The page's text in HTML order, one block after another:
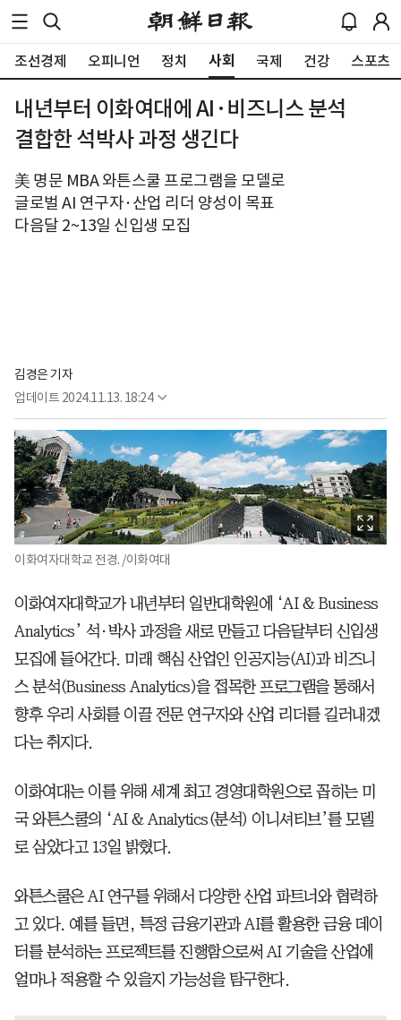
조선경제 오피니언 정치 사회 국제 건강 스포츠
내년부터 이화여대에 AI·비즈니스 분석
결합한 석박사 과정 생긴다
美 명문 MBA 와튼스쿨 프로그램을 모델로
글로벌 AI 연구자·산업 리더 양성이 목표
다음달 2~13일 신입생 모집
김경은 기자
업데이트 2024.11.13. 18:24
이화여자대학교 전경. /이화여대
이화여자대학교가 내년부터 일반대학원에 ‘AI & Business
Analytics’ 석·박사 과정을 새로 만들고 다음달부터 신입생
모집에 들어간다. 미래 핵심 산업인 인공지능(AI)과 비즈니
스 분석(Business Analytics)을 접목한 프로그램을 통해서
향후 우리 사회를 이끌 전문 연구자와 산업 리더를 길러내겠
다는 취지다.
이화여대는 이를 위해 세계 최고 경영대학원으로 꼽히는 미
국 와튼스쿨의 ‘AI & Analytics(분석) 이니셔티브’를 모델
로 삼았다고 13일 밝혔다.
와튼스쿨은 AI 연구를 위해서 다양한 산업 파트너와 협력하
고 있다. 예를 들면, 특정 금융기관과 AI를 활용한 금융 데이
터를 분석하는 프로젝트를 진행함으로써 AI 기술을 산업에
얼마나 적용할 수 있을지 가능성을 탐구한다.